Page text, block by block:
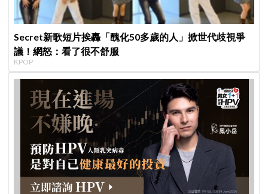
Secret新歌短片挨轟「醜化50多歲的人」掀世代歧視爭
議！網怒：看了很不舒服
KPOP